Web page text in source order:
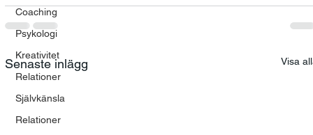
Coaching
Psykologi
Kreativitet
Relationer
Självkänsla
Relationer
Senaste inlägg Visa